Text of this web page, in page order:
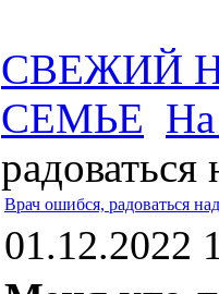
СВЕЖИЙ
СЕМЬЕ На
радоваться
Врач ошибся, радоваться
01.12.2022